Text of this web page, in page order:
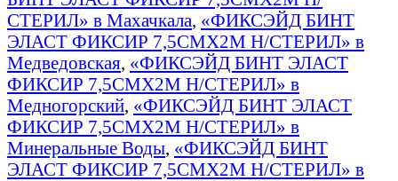
СТЕРИЛ» в Махачкала, «ФИКСЭЙД БИНТ
ЭЛАСТ ФИКСИР 7,5СМX2М Н/СТЕРИЛ» в
Медведовская, «ФИКСЭЙД БИНТ ЭЛАСТ
ФИКСИР 7,5СМX2М Н/СТЕРИЛ» в
Медногорский, «ФИКСЭЙД БИНТ ЭЛАСТ
ФИКСИР 7,5СМX2М Н/СТЕРИЛ» в
Минеральные Воды, «ФИКСЭЙД БИНТ
ЭЛАСТ ФИКСИР 7,5СМX2М Н/СТЕРИЛ» в